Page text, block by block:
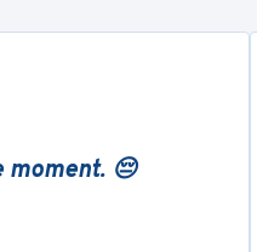
moment. 😔